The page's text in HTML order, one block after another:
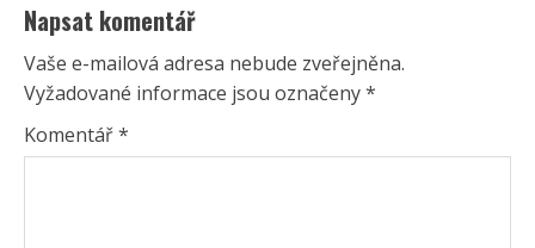
Napsat komentář
Vaše e-mailová adresa nebude zveřejněna.
Vyžadované informace jsou označeny*
Komentář*